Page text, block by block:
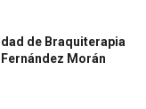
de Braquiterapia
Morán